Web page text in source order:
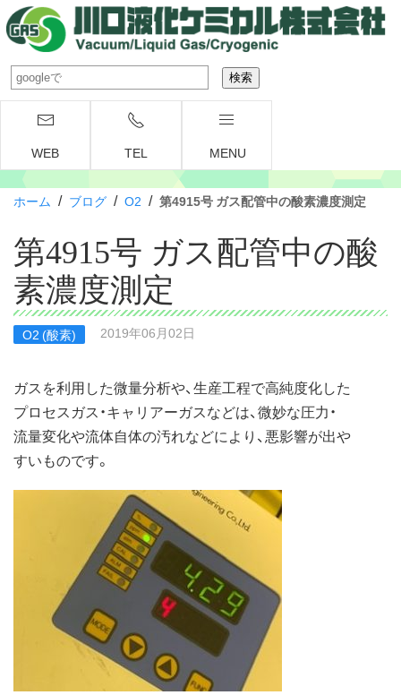
WEB TEL MENU
ホーム / ブログ / O2 / 第4915号 ガス配管中の酸素濃度測定
第4915号 ガス配管中の酸
素濃度測定
O2 (酸素) 2019年06月02日
ガスを利用した微量分析や、生産工程で高純度化した
プロセスガス・キャリアーガスなどは、微妙な圧力・
流量変化や流体自体の汚れなどにより、悪影響が出や
すいものです。